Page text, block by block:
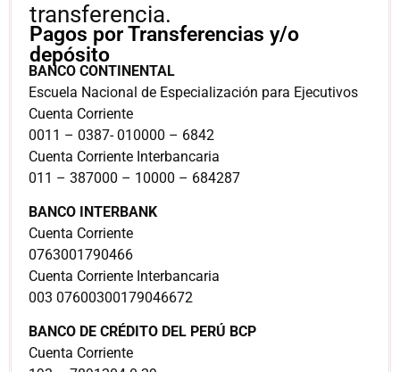
transferencia.
BANCO CONTINENTAL
Escuela Nacional de Especialización para Ejecutivos
Cuenta Corriente
0011 – 0387- 010000 – 6842
Cuenta Corriente Interbancaria
011 – 387000 – 10000 – 684287
BANCO INTERBANK
Cuenta Corriente
0763001790466
Cuenta Corriente Interbancaria
003 07600300179046672
BANCO DE CRÉDITO DEL PERÚ BCP
Cuenta Corriente
Pagos por Transferencias y/o
depósito